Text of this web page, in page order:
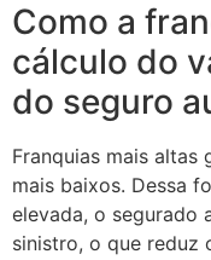
Como a
cálculo do
do seguro
Franquias mais altas
mais baixos. Dessa
elevada, o segurado
sinistro, o que reduz